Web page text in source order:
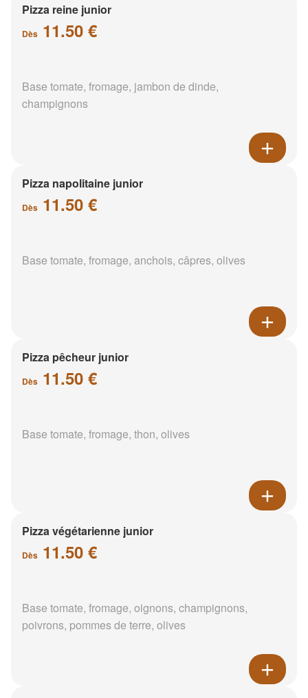
Pizza reine junior
Dès 11.50 €
Base tomate, fromage, jambon de dinde,
champignons
Pizza napolitaine junior
Dès 11.50 €
Base tomate, fromage, anchois, câpres, olives
Pizza pêcheur junior
Dès 11.50 €
Base tomate, fromage, thon, olives
Pizza végétarienne junior
Dès 11.50 €
Base tomate, fromage, oignons, champignons,
poivrons, pommes de terre, olives